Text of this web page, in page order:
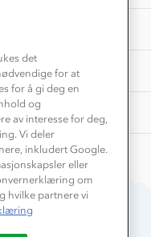
det
for at
for å gi deg en
og
av interesse for deg,
Vi deler
inkludert Google.
eller
om
hvilke partnere vi